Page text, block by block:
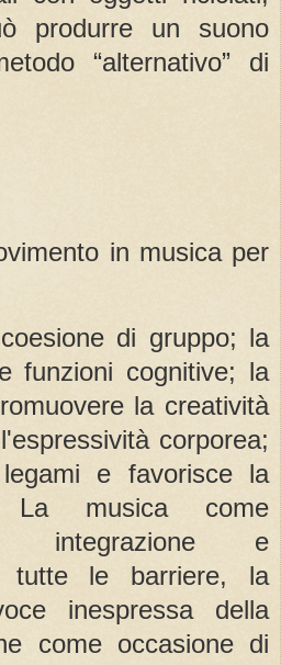
produrre un suono
“alternativo” di
in musica per
di gruppo; la
funzioni cognitive; la
la creatività
corporea;
e favorisce la
La musica come
integrazione e
tutte le barriere, la
inespressa della
come occasione di